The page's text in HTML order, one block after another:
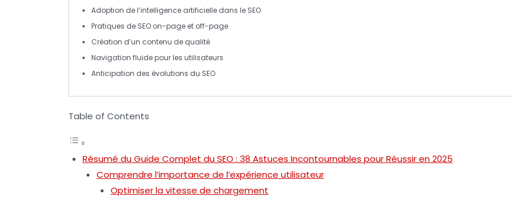
Adoption de l’intelligence artificielle dans le SEO
Pratiques de SEO on-page et off-page
Création d’un contenu de qualité
Navigation fluide pour les utilisateurs
Anticipation des évolutions du SEO
Table of Contents
Résumé du Guide Complet du SEO : 38 Astuces Incontournables pour Réussir en 2025
Comprendre l’importance de l’expérience utilisateur
Optimiser la vitesse de chargement